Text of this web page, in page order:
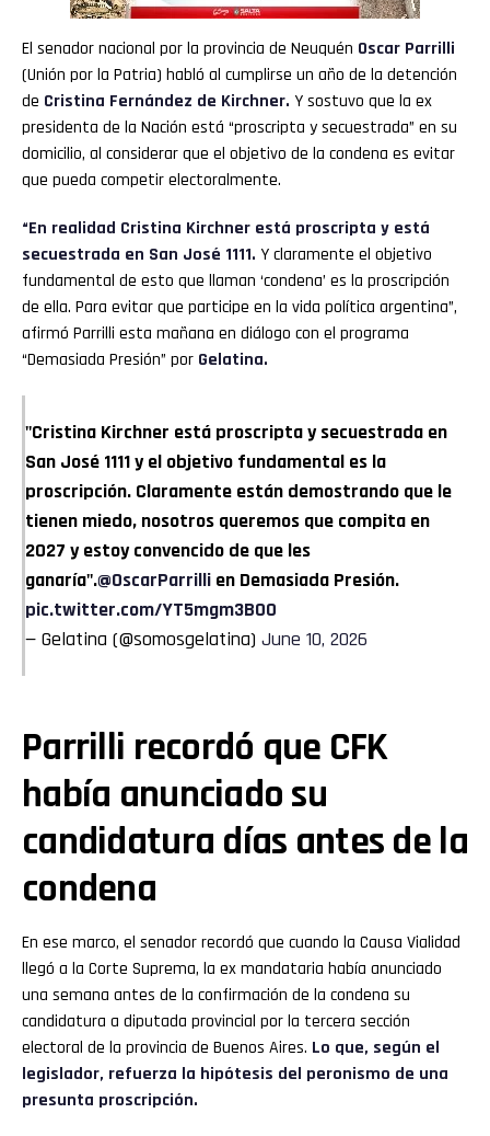
El senador nacional por la provincia de Neuquén Oscar Parrilli
(Unión por la Patria) habló al cumplirse un año de la detención
de Cristina Fernández de Kirchner. Y sostuvo que la ex
presidenta de la Nación está “proscripta y secuestrada” en su
domicilio, al considerar que el objetivo de la condena es evitar
que pueda competir electoralmente.
“En realidad Cristina Kirchner está proscripta y está
secuestrada en San José 1111. Y claramente el objetivo
fundamental de esto que llaman ‘condena’ es la proscripción
de ella. Para evitar que participe en la vida política argentina”,
afirmó Parrilli esta mañana en diálogo con el programa
“Demasiada Presión” por Gelatina.
"Cristina Kirchner está proscripta y secuestrada en
San José 1111 y el objetivo fundamental es la
proscripción. Claramente están demostrando que le
tienen miedo, nosotros queremos que compita en
2027 y estoy convencido de que les
ganaría".@OscarParrilli en Demasiada Presión.
pic.twitter.com/YT5mgm3B00
— Gelatina (@somosgelatina) June 10, 2026
Parrilli recordó que CFK
había anunciado su
candidatura días antes de la
condena
En ese marco, el senador recordó que cuando la Causa Vialidad
llegó a la Corte Suprema, la ex mandataria había anunciado
una semana antes de la confirmación de la condena su
candidatura a diputada provincial por la tercera sección
electoral de la provincia de Buenos Aires. Lo que, según el
legislador, refuerza la hipótesis del peronismo de una
presunta proscripción.